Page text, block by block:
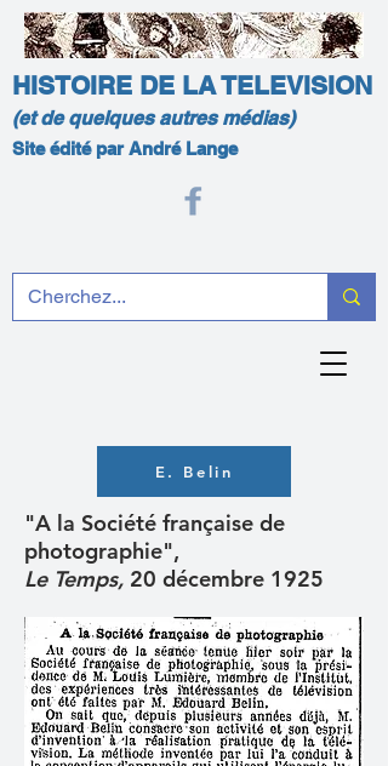
HISTOIRE DE LA TELEVISION
(et de quelques autres médias)
Site édité par André Lange
E. Belin
"A la Société française de
photographie",
Le Temps, 20 décembre 1925